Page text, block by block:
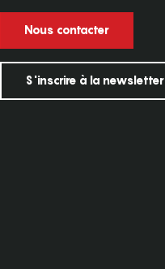
Nous contacter
S'inscrire à la newsletter